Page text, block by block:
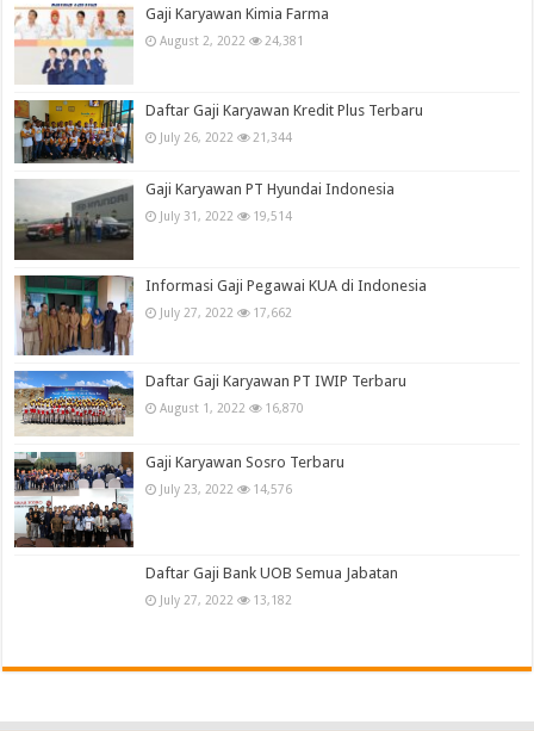
Gaji Karyawan Kimia Farma
August 2, 2022 24,381
Daftar Gaji Karyawan Kredit Plus Terbaru
July 26, 2022 21,344
Gaji Karyawan PT Hyundai Indonesia
July 31, 2022 19,514
Informasi Gaji Pegawai KUA di Indonesia
July 27, 2022 17,662
Daftar Gaji Karyawan PT IWIP Terbaru
August 1, 2022 16,870
Gaji Karyawan Sosro Terbaru
July 23, 2022 14,576
Daftar Gaji Bank UOB Semua Jabatan
July 27, 2022 13,182